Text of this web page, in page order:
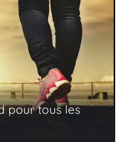
pour tous les